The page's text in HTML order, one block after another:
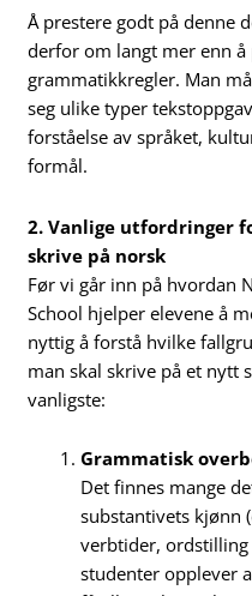
Å prestere godt på denne
derfor om langt mer enn å
grammatikkregler. Man
seg ulike typer
forståelse av språket,
formål.
2. Vanlige utfordringer
skrive på norsk
Før vi går inn på hvordan
School hjelper elevene å
nyttig å forstå hvilke
man skal skrive på et nytt
vanligste:
Grammatisk
Det finnes mange
substantivets kjønn
verbtider,
studenter opplever